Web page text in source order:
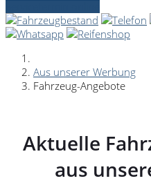
Aus unserer Werbung
Fahrzeug-Angebote
Aktuelle
aus